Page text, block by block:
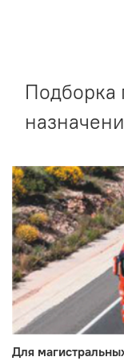
Подборка
Для